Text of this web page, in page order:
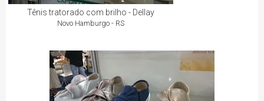
Tênis tratorado com brilho - Dellay
Novo Hamburgo - RS